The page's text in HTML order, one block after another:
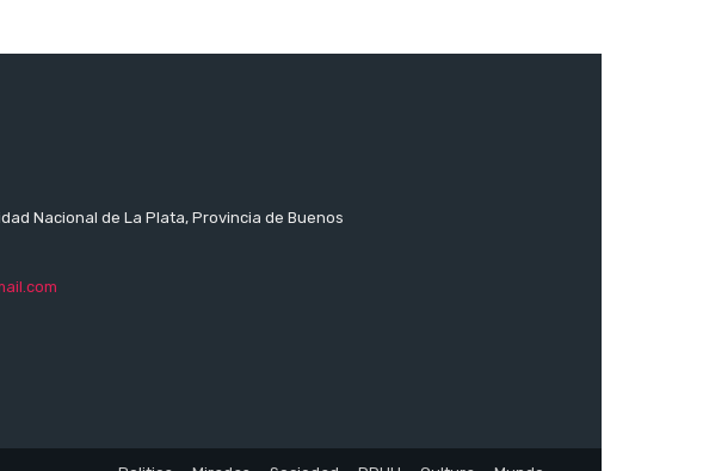
Nacional de La Plata, Provincia de Buenos